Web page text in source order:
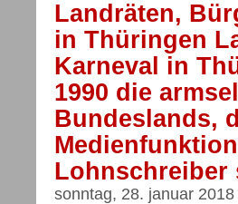
Landräten,
in Thüringen
Karneval in
1990 die
Bundeslands,
Lohnschreiber
sonntag, 28. januar